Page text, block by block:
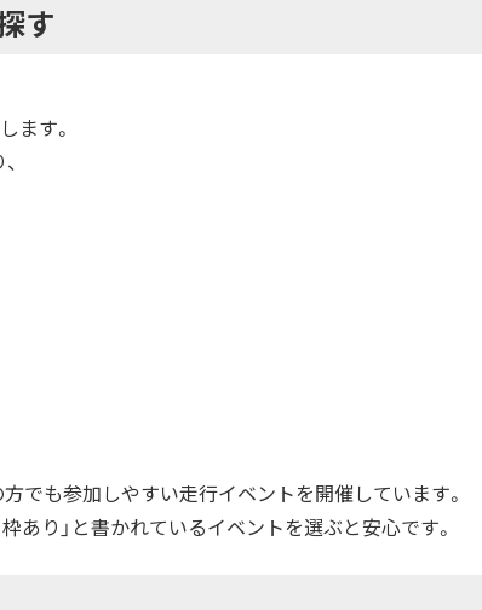
す
ます。
でも参加しやすい走行イベントを開催しています。
あり」と書かれているイベントを選ぶと安心です。